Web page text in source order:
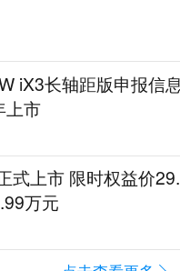
iX3长轴距版申报信息
上市
式上市 限时权益价29.
万元